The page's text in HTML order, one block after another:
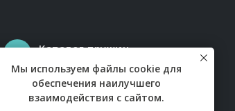
Каталог пружин
онлайн Казань
Мы используем файлы cookie для
обеспечения наилучшего
взаимодействия с сайтом.